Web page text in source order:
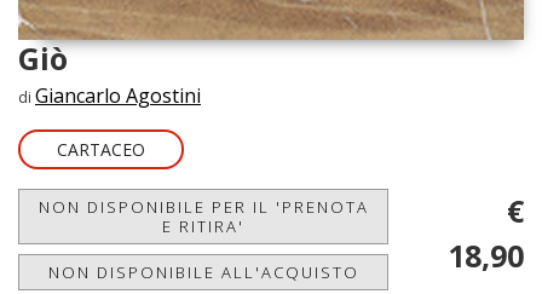
Giò
di Giancarlo Agostini
CARTACEO
NON DISPONIBILE PER IL 'PRENOTA
E RITIRA'
NON DISPONIBILE ALL'ACQUISTO
€
18,90